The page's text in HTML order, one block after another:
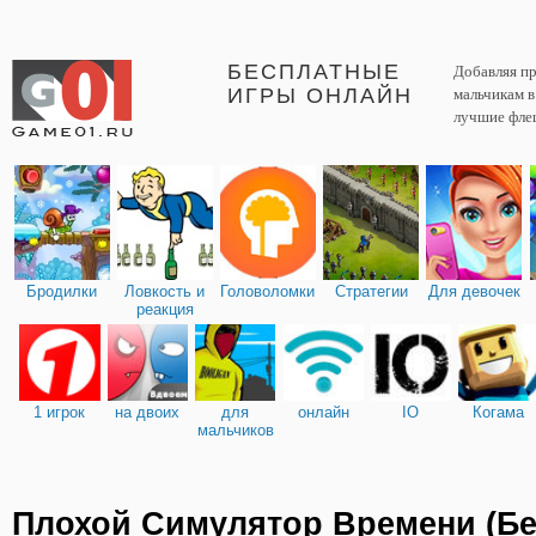
БЕСПЛАТНЫЕ
ИГРЫ ОНЛАЙН
Добавляя
мальчикам
лучшие
Бродилки
Ловкость и
реакция
Головоломки Стратегии Для девочек
1 игрок на двоих
для
мальчиков
онлайн IO Когама
Плохой Симулятор Времени